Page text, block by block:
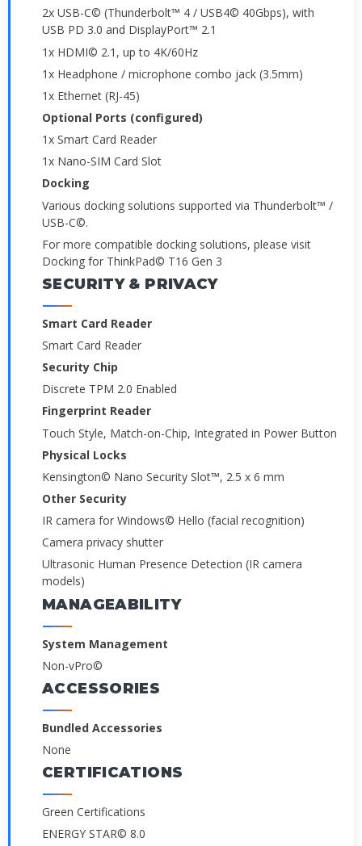
2x USB-C© (Thunderbolt™ 4 / USB4© 40Gbps), with
USB PD 3.0 and DisplayPort™ 2.1
1x HDMI© 2.1, up to 4K/60Hz
1x Headphone / microphone combo jack (3.5mm)
1x Ethernet (RJ-45)
Optional Ports (configured)
1x Smart Card Reader
1x Nano-SIM Card Slot
Docking
Various docking solutions supported via Thunderbolt™ /
USB-C©.
For more compatible docking solutions, please visit
Docking for ThinkPad© T16 Gen 3
SECURITY & PRIVACY
Smart Card Reader
Smart Card Reader
Security Chip
Discrete TPM 2.0 Enabled
Fingerprint Reader
Touch Style, Match-on-Chip, Integrated in Power Button
Physical Locks
Kensington© Nano Security Slot™, 2.5 x 6 mm
Other Security
IR camera for Windows© Hello (facial recognition)
Camera privacy shutter
Ultrasonic Human Presence Detection (IR camera
models)
MANAGEABILITY
System Management
Non-vPro©
ACCESSORIES
Bundled Accessories
None
CERTIFICATIONS
Green Certifications
ENERGY STAR© 8.0